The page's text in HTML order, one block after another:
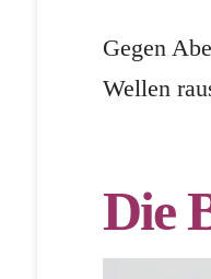
Gegen
Wellen
Die